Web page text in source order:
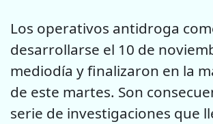
Los operativos antidroga
desarrollarse el 10 de
mediodía y finalizaron en la
de este martes. Son
serie de investigaciones que